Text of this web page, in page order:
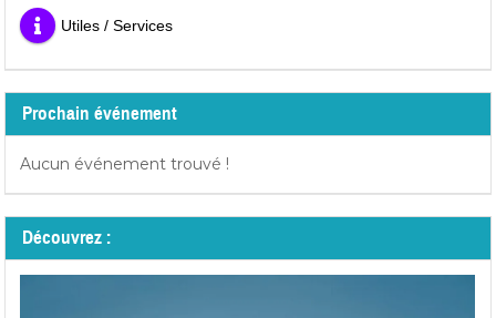
Utiles / Services
Prochain événement
Aucun événement trouvé !
Découvrez :